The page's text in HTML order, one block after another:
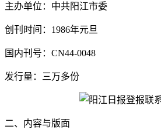
主办单位：中共阳江市委
创刊时间：1986年元旦
国内刊号：CN44-0048
发行量：三万多份
二、内容与版面